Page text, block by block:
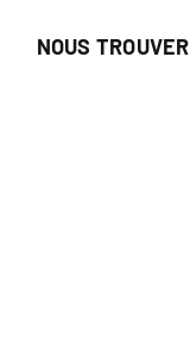
NOUS TROUVER